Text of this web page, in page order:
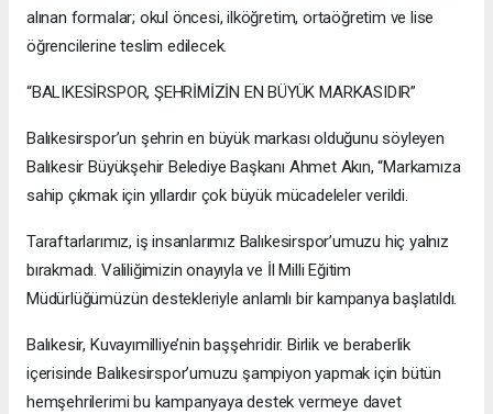
alınan formalar; okul öncesi, ilköğretim, ortaöğretim ve lise
öğrencilerine teslim edilecek.
“BALIKESİRSPOR, ŞEHRİMİZİN EN BÜYÜK MARKASIDIR”
Balıkesirspor’un şehrin en büyük markası olduğunu söyleyen
Balıkesir Büyükşehir Belediye Başkanı Ahmet Akın, “Markamıza
sahip çıkmak için yıllardır çok büyük mücadeleler verildi.
Taraftarlarımız, iş insanlarımız Balıkesirspor’umuzu hiç yalnız
bırakmadı. Valiliğimizin onayıyla ve İl Milli Eğitim
Müdürlüğümüzün destekleriyle anlamlı bir kampanya başlatıldı.
Balıkesir, Kuvayımilliye’nin başşehridir. Birlik ve beraberlik
içerisinde Balıkesirspor’umuzu şampiyon yapmak için bütün
hemşehrilerimi bu kampanyaya destek vermeye davet